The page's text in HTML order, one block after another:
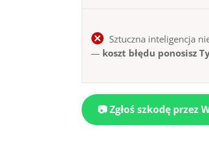
Sztuczna inteligencja
— koszt błędu ponosisz
📷 Zgłoś szkodę